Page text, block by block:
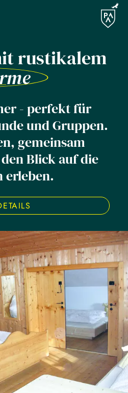
rustikalem
- perfekt für
und Gruppen.
gemeinsam
Blick auf die
erleben.